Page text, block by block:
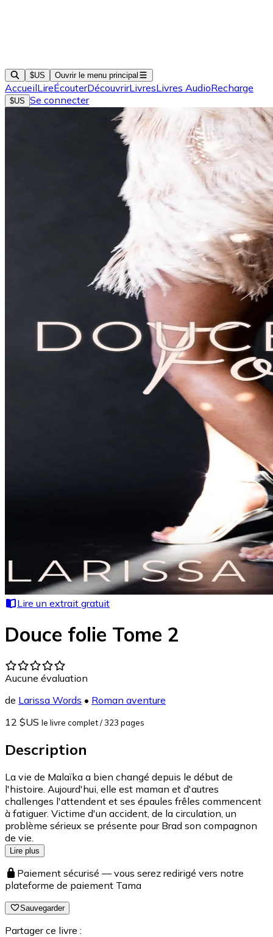
$US Ouvrir le menu principal
AccueilLireÉcouterDécouvrirLivresLivres AudioRecharge
$US Se connecter
Lire un extrait gratuit
Douce folie Tome 2
Aucune évaluation
de Larissa Words • Roman aventure
12 $US le livre complet/ 323 pages
Description
La vie de Malaïka a bien changé depuis le début de
l'histoire. Aujourd'hui, elle est maman et d'autres
challenges l'attendent et ses épaules frêles commencent
à fatiguer. Victime d'un accident, de la circulation, un
problème sérieux se présente pour Brad son compagnon
de vie.
Lire plus
Paiement sécurisé — vous serez redirigé vers notre
plateforme de paiement Tama
Sauvegarder
Partager ce livre :